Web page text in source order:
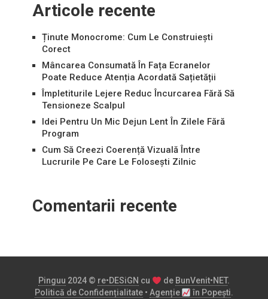
Articole recente
Ținute Monocrome: Cum Le Construiești
Corect
Mâncarea Consumată În Fața Ecranelor
Poate Reduce Atenția Acordată Sațietății
Împletiturile Lejere Reduc Încurcarea Fără Să
Tensioneze Scalpul
Idei Pentru Un Mic Dejun Lent În Zilele Fără
Program
Cum Să Creezi Coerență Vizuală Între
Lucrurile Pe Care Le Folosești Zilnic
Comentarii recente
Pinguu 2024 © re•DESiGN cu de BunVenit•NET.
Politică de Confidențialitate• Agenție în Popești.